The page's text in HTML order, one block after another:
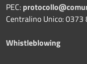
PEC:
Centralino Unico: 0373
Whistleblowing